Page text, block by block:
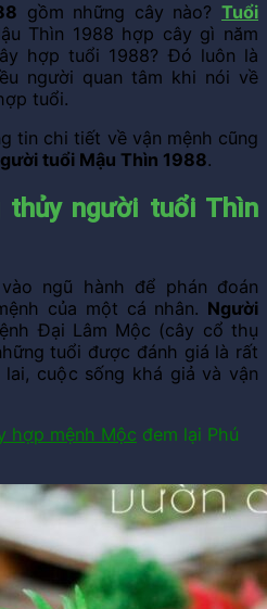
gồm những cây nào?Tuổi
Thìn 1988 hợp cây gì năm
hợp tuổi 1988? Đó luôn là
người quan tâm khi nói về
tuổi.
tin chi tiết về vận mệnh cũng
tuổi Mậu Thìn 1988.
thủy người tuổi Thìn
ngũ hành để phán đoán
của một cá nhân. Người
Đại Lâm Mộc (cây cổ thụ
tuổi được đánh giá là rất
cuộc sống khá giả và vận
hợp mệnh Mộc đem lại Phú